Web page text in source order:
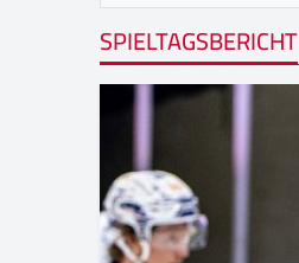
SPIELTAGSBERICHT